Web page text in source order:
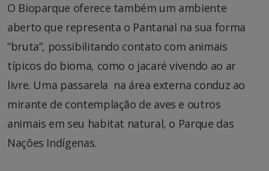
O Bioparque oferece também um ambiente
aberto que representa o Pantanal na sua forma
“bruta”, possibilitando contato com animais
típicos do bioma, como o jacaré vivendo ao ar
livre. Uma passarela na área externa conduz ao
mirante de contemplação de aves e outros
animais em seu habitat natural, o Parque das
Nações Indígenas.